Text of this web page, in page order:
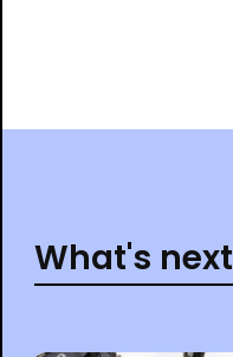
What's next